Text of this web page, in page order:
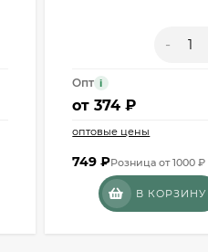
-
Опт i
от374 ₽
оптовые цены
749₽Розница от 1000 ₽
В КОРЗИНУ